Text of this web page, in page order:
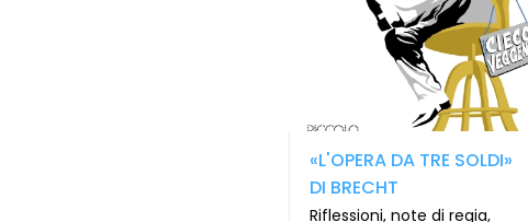
«L'OPERA DA TRE SOLDI»
DI BRECHT
Riflessioni, note di regia,